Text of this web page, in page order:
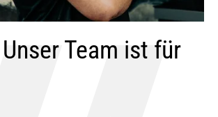
Unser Team ist für